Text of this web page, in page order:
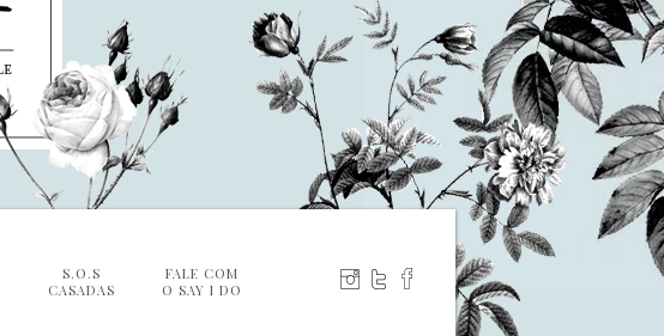
S.O.S
CASADAS
FALE COM
O SAY I DO